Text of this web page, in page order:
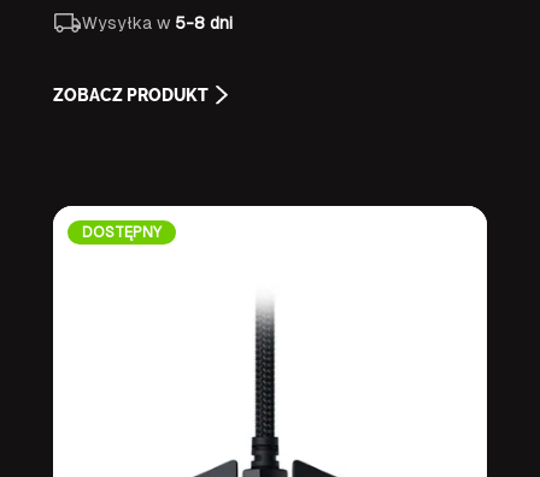
Wysyłka w 5-8 dni
ZOBACZ PRODUKT
DOSTĘPNY